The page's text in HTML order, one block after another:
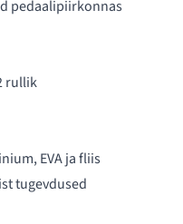
pedaalipiirkonnas
rullik
EVA ja fliis
tugevdused